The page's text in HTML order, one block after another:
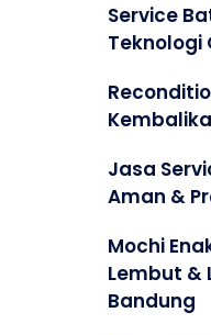
Service
Teknologi
Jasa
Aman &
Mochi
Lembut &
Bandung